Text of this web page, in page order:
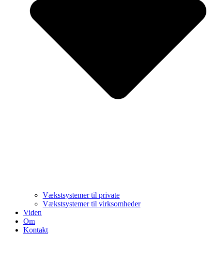
Vækstsystemer til private
Vækstsystemer til virksomheder
Viden
Om
Kontakt